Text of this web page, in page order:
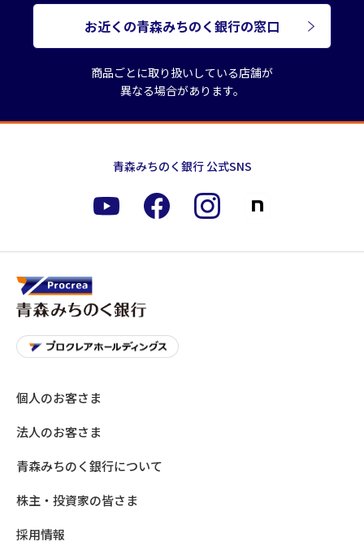
お近くの青森みちのく銀行の窓口
商品ごとに取り扱いしている店舗が
異なる場合があります。
青森みちのく銀行 公式SNS
個人のお客さま
法人のお客さま
青森みちのく銀行について
株主・投資家の皆さま
採用情報